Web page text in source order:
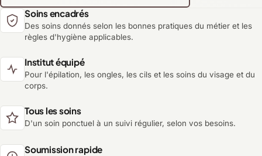
Soins encadrés
Des soins donnés selon les bonnes pratiques du métier et les
règles d'hygiène applicables.
Institut équipé
Pour l'épilation, les ongles, les cils et les soins du visage et du
corps.
Tous les soins
D'un soin ponctuel à un suivi régulier, selon vos besoins.
Soumission rapide